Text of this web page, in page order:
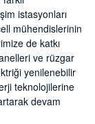
istasyonları
mühendislerinin
de katkı
ve rüzgar
yenilenebilir
teknolojilerine
devam